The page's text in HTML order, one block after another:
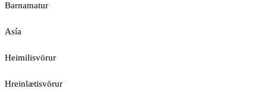
Barnamatur
Asía
Heimilisvörur
Hreinlætisvörur